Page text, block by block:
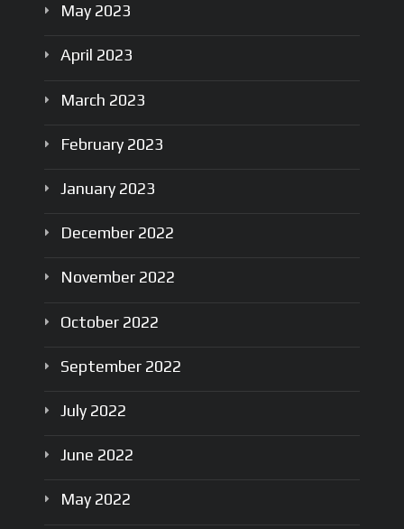
May 2023
April 2023
March 2023
February 2023
January 2023
December 2022
November 2022
October 2022
September 2022
July 2022
June 2022
May 2022